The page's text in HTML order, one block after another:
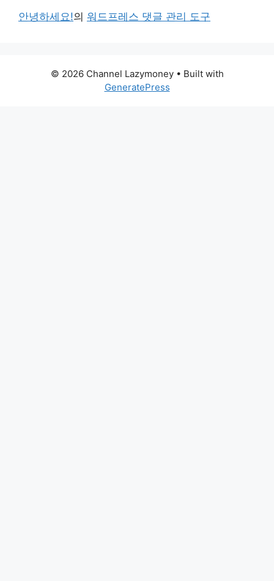
안녕하세요!의 워드프레스 댓글 관리 도구
© 2026 Channel Lazymoney• Built with
GeneratePress